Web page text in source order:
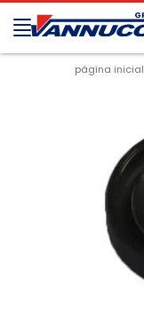
página inicial